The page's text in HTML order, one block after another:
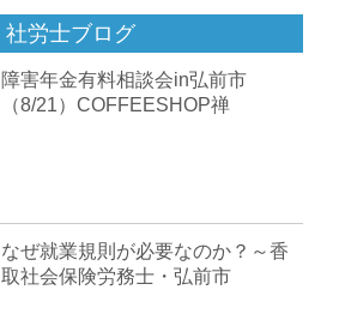
社労士ブログ
障害年金有料相談会in弘前市
（8/21）COFFEESHOP禅
なぜ就業規則が必要なのか？～香
取社会保険労務士・弘前市